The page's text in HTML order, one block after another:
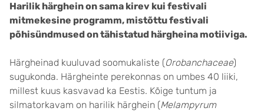
Harilik härghein on sama kirev kui festivali
mitmekesine programm, mistõttu festivali
põhisündmused on tähistatud härgheina motiiviga.
Härgheinad kuuluvad soomukaliste (Orobanchaceae)
sugukonda. Härgheinte perekonnas on umbes 40 liiki,
millest kuus kasvavad ka Eestis. Kõige tuntum ja
silmatorkavam on harilik härghein (Melampyrum